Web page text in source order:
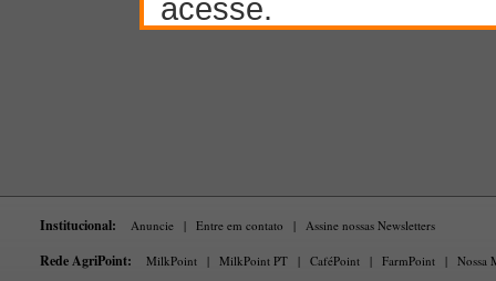
Institucional: Anuncie | Entre em contato | Assine nossas Newsletters
Rede AgriPoint: MilkPoint | MilkPoint PT | CaféPoint | FarmPoint | Nossa